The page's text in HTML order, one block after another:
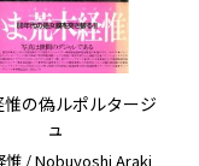
惟の偽ルポルタージ
ュ
惟 / Nobuyoshi Araki